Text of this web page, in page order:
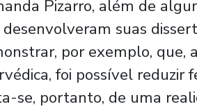
Pizarro, além de
suas
por exemplo, que,
foi possível reduzir
se, portanto, de uma